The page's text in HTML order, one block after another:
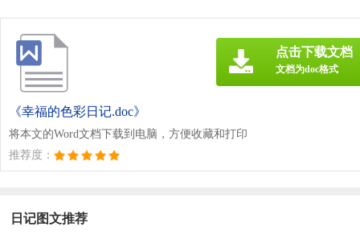
《幸福的色彩日记.doc》
将本文的Word文档下载到电脑，方便收藏和打印
推荐度：
点击下载文档
文档为doc格式
日记图文推荐